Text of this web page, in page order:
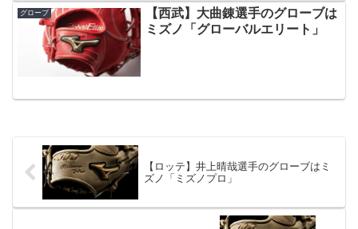
グローブ
【西武】大曲錬選手のグローブは
ミズノ「グローバルエリート」
【ロッテ】井上晴哉選手のグローブはミ
ズノ「ミズノプロ」